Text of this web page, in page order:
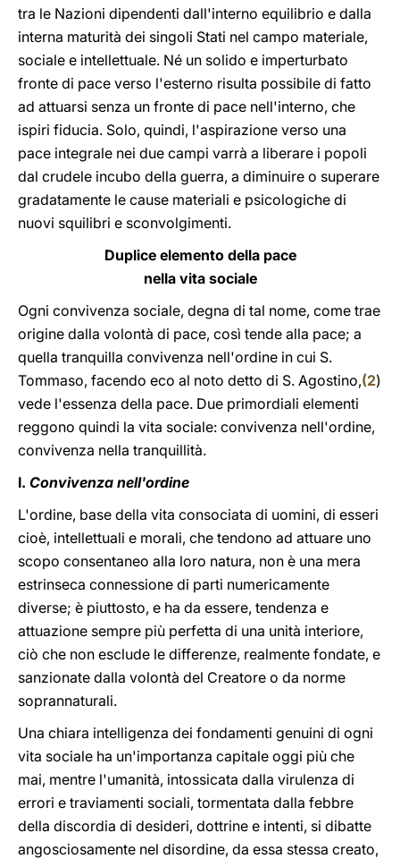
tra le Nazioni dipendenti dall'interno equilibrio e dalla
interna maturità dei singoli Stati nel campo materiale,
sociale e intellettuale. Né un solido e imperturbato
fronte di pace verso l'esterno risulta possibile di fatto
ad attuarsi senza un fronte di pace nell'interno, che
ispiri fiducia. Solo, quindi, l'aspirazione verso una
pace integrale nei due campi varrà a liberare i popoli
dal crudele incubo della guerra, a diminuire o superare
gradatamente le cause materiali e psicologiche di
nuovi squilibri e sconvolgimenti.
Duplice elemento della pace
nella vita sociale
Ogni convivenza sociale, degna di tal nome, come trae
origine dalla volontà di pace, così tende alla pace; a
quella tranquilla convivenza nell'ordine in cui S.
Tommaso, facendo eco al noto detto di S. Agostino,(2)
vede l'essenza della pace. Due primordiali elementi
reggono quindi la vita sociale: convivenza nell'ordine,
convivenza nella tranquillità.
I. Convivenza nell'ordine
L'ordine, base della vita consociata di uomini, di esseri
cioè, intellettuali e morali, che tendono ad attuare uno
scopo consentaneo alla loro natura, non è una mera
estrinseca connessione di parti numericamente
diverse; è piuttosto, e ha da essere, tendenza e
attuazione sempre più perfetta di una unità interiore,
ciò che non esclude le differenze, realmente fondate, e
sanzionate dalla volontà del Creatore o da norme
soprannaturali.
Una chiara intelligenza dei fondamenti genuini di ogni
vita sociale ha un'importanza capitale oggi più che
mai, mentre l'umanità, intossicata dalla virulenza di
errori e traviamenti sociali, tormentata dalla febbre
della discordia di desideri, dottrine e intenti, si dibatte
angosciosamente nel disordine, da essa stessa creato,